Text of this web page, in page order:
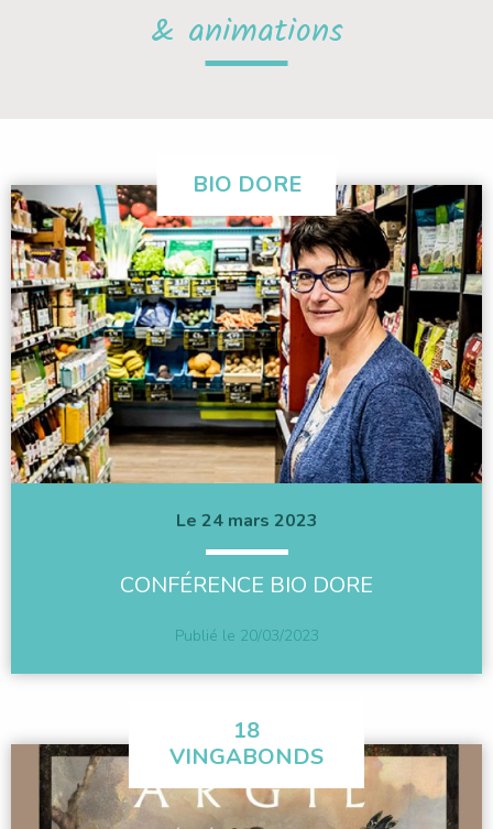
& animations
BIO DORE
Le 24 mars 2023
CONFÉRENCE BIO DORE
Publié le 20/03/2023
18
VINGABONDS